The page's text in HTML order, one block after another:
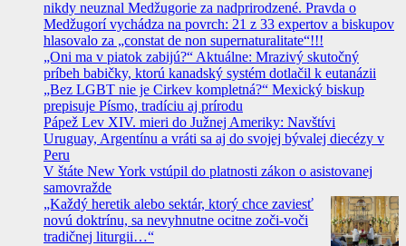
nikdy neuznal Medžugorie za nadprirodzené. Pravda o
Medžugorí vychádza na povrch: 21 z 33 expertov a biskupov
hlasovalo za „constat de non supernaturalitate“!!!
„Oni ma v piatok zabijú?“ Aktuálne: Mrazivý skutočný
príbeh babičky, ktorú kanadský systém dotlačil k eutanázii
„Bez LGBT nie je Cirkev kompletná?“ Mexický biskup
prepisuje Písmo, tradíciu aj prírodu
Pápež Lev XIV. mieri do Južnej Ameriky: Navštívi
Uruguay, Argentínu a vráti sa aj do svojej bývalej diecézy v
Peru
V štáte New York vstúpil do platnosti zákon o asistovanej
samovražde
„Každý heretik alebo sektár, ktorý chce zaviesť
novú doktrínu, sa nevyhnutne ocitne zoči-voči
tradičnej liturgii…“